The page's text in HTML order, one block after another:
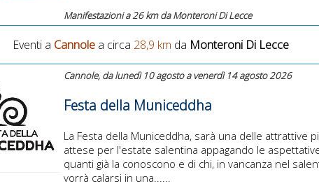
Manifestazioni a 26 km da Monteroni Di Lecce
Eventi a Cannole a circa 28,9 km da Monteroni Di Lecce
Cannole, da lunedì 10 agosto a venerdì 14 agosto 2026
Festa della Municeddha
La Festa della Municeddha, sarà una delle attrattive
attese per l'estate salentina appagando le
quanti già la conoscono e di chi, in vancanza nel
vorrà calarsi in una......